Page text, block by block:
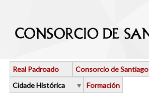
Real Padroado Consorcio de Santiago
Cidade Histórica
Formación